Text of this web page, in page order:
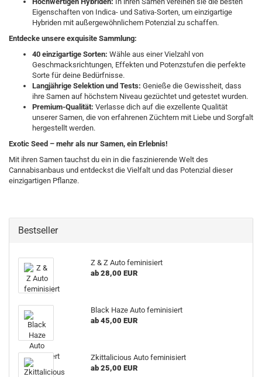
Eigenschaften von Indica- und Sativa-Sorten, um einzigartige
Hybriden mit außergewöhnlichem Potenzial zu schaffen.
Entdecke unsere exquisite Sammlung:
40 einzigartige Sorten: Wähle aus einer Vielzahl von
Geschmacksrichtungen, Effekten und Potenzstufen die perfekte
Sorte für deine Bedürfnisse.
Langjährige Selektion und Tests: Genieße die Gewissheit, dass
ihre Samen auf höchstem Niveau gezüchtet und getestet wurden.
Premium-Qualität: Verlasse dich auf die exzellente Qualität
unserer Samen, die von erfahrenen Züchtern mit Liebe und Sorgfalt
hergestellt werden.
Exotic Seed – mehr als nur Samen, ein Erlebnis!
Mit ihren Samen tauchst du ein in die faszinierende Welt des
Cannabisanbaus und entdeckst die Vielfalt und das Potenzial dieser
einzigartigen Pflanze.
Bestseller
Z & Z Auto feminisiert
ab 28,00 EUR
Black Haze Auto feminisiert
ab 45,00 EUR
Zkittalicious Auto feminisiert
ab 25,00 EUR